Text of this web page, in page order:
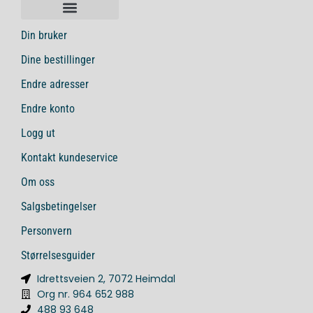
Din bruker
Dine bestillinger
Endre adresser
Endre konto
Logg ut
Kontakt kundeservice
Om oss
Salgsbetingelser
Personvern
Størrelsesguider
Idrettsveien 2, 7072 Heimdal
Org nr. 964 652 988
488 93 648